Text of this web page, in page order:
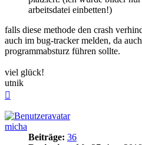
arbeitsdatei einbetten!)
falls diese methode den crash
auch im bug-tracker melden, da
programmabsturz führen sollte.
viel glück!
utnik
micha
Beiträge: 36